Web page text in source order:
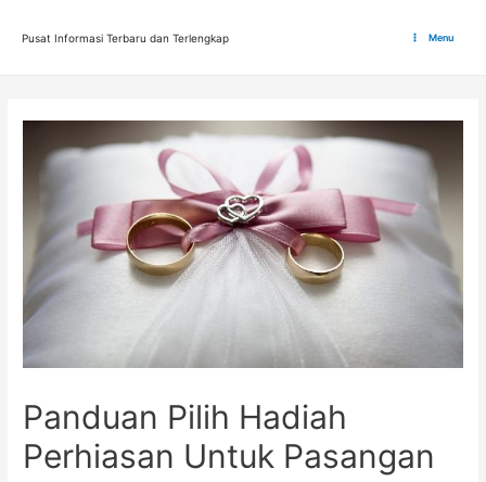
Pusat Informasi Terbaru dan Terlengkap Menu
Panduan Pilih Hadiah
Perhiasan Untuk Pasangan